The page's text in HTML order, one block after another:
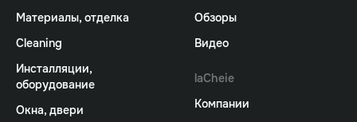
Материалы, отделка
Cleaning
Инсталляции,
оборудование
Окна, двери
Обзоры
Видео
laCheie
Компании